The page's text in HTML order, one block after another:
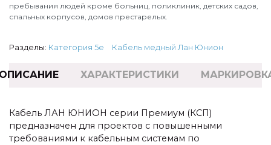
пребывания людей кроме больниц, поликлиник, детских садов,
спальных корпусов, домов престарелых.
Разделы: Категория 5e Кабель медный Лан Юнион
ХАРАКТЕРИСТИКИ
Кабель ЛАН ЮНИОН серии Премиум (КСП)
предназначен для проектов с повышенными
требованиями к кабельным системам по